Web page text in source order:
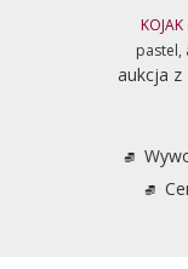
KOJAK
pastel,
aukcja z